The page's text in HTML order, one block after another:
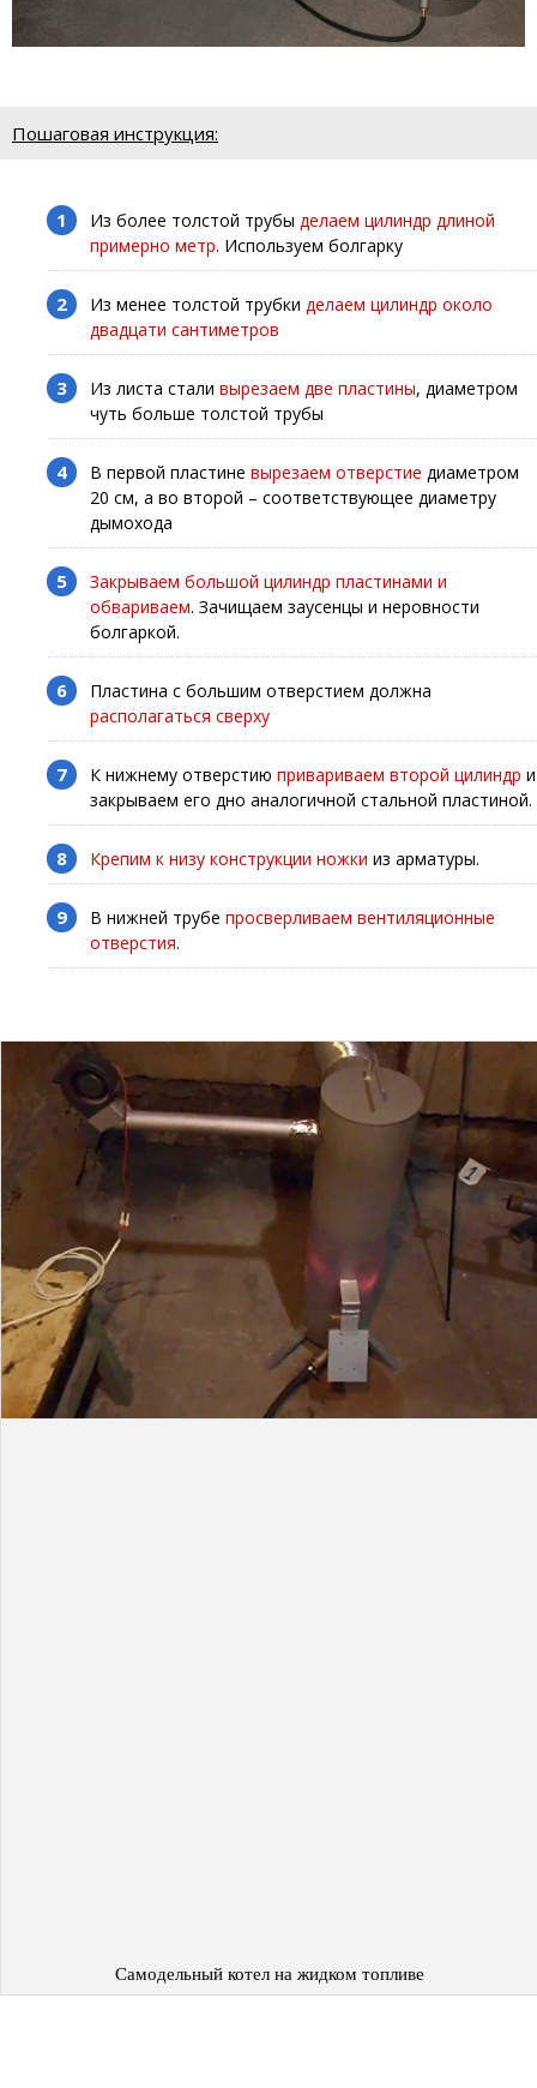
Пошаговая инструкция:
Из более толстой трубы делаем цилиндр длиной
примерно метр. Используем болгарку
Из менее толстой трубки делаем цилиндр около
двадцати сантиметров
Из листа стали вырезаем две пластины, диаметром
чуть больше толстой трубы
В первой пластине вырезаем отверстие диаметром
20 см, а во второй – соответствующее диаметру
дымохода
Закрываем большой цилиндр пластинами и
обвариваем. Зачищаем заусенцы и неровности
болгаркой.
Пластина с большим отверстием должна
располагаться сверху
К нижнему отверстию привариваем второй цилиндр и
закрываем его дно аналогичной стальной пластиной.
Крепим к низу конструкции ножки из арматуры.
В нижней трубе просверливаем вентиляционные
отверстия.
Самодельный котел на жидком топливе